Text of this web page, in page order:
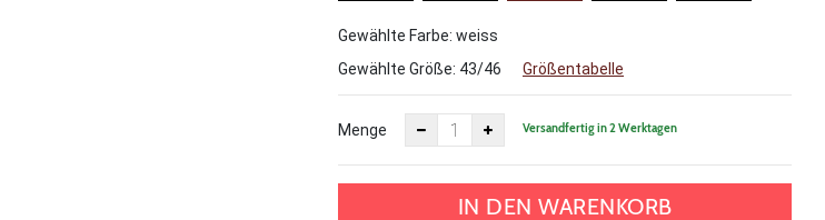
Gewählte Farbe: weiss
Gewählte Größe: 43/46 Größentabelle
Menge Versandfertig in 2 Werktagen
IN DEN WARENKORB